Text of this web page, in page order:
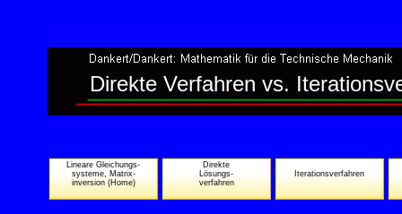
Direkte Verfahren vs.
Lineare Gleichungs-
systeme, Matrix-
inversion (Home)
Direkte
Lösungs-
verfahren
Iterationsverfahren